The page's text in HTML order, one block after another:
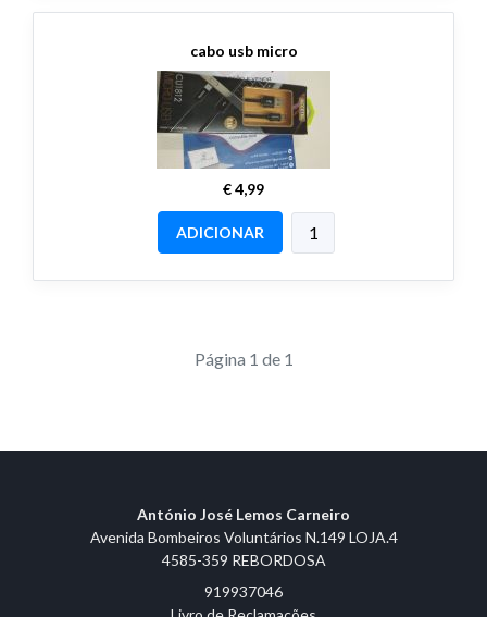
cabo usb micro
€ 4,99
ADICIONAR
Página 1 de 1
António José Lemos Carneiro
Avenida Bombeiros Voluntários N.149 LOJA.4
4585-359 REBORDOSA
919937046